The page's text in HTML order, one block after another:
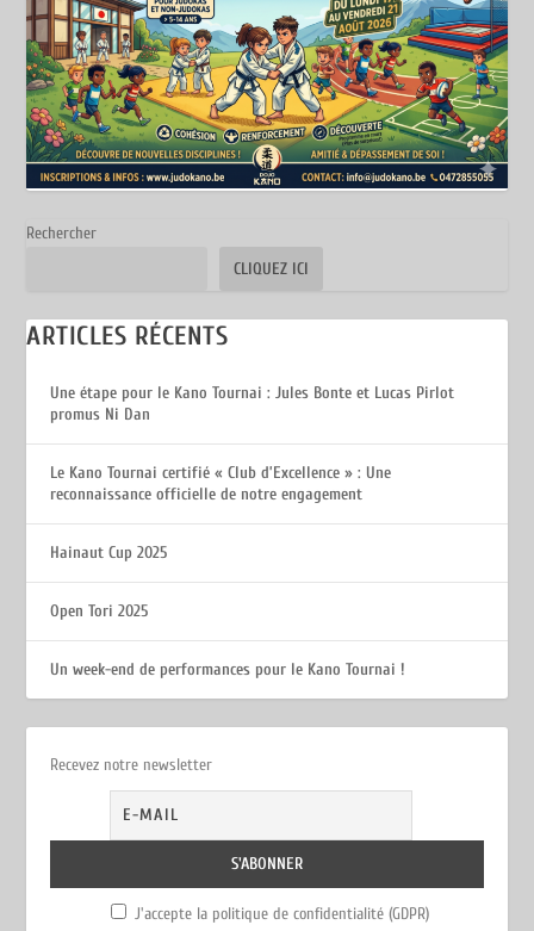
Rechercher
CLIQUEZ ICI
ARTICLES RÉCENTS
Une étape pour le Kano Tournai : Jules Bonte et Lucas Pirlot
promus Ni Dan
Le Kano Tournai certifié « Club d’Excellence » : Une
reconnaissance officielle de notre engagement
Hainaut Cup 2025
Open Tori 2025
Un week-end de performances pour le Kano Tournai !
Recevez notre newsletter
J'accepte la politique de confidentialité (GDPR)